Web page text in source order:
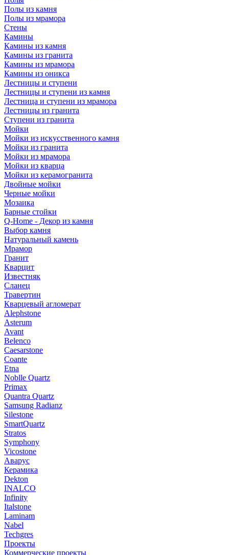
Полы из камня
Полы из мрамора
Стены
Камины
Камины из камня
Камины из гранита
Камины из мрамора
Камины из оникса
Лестницы и ступени
Лестницы и ступени из камня
Лестница и ступени из мрамора
Лестницы из гранита
Ступени из гранита
Мойки
Мойки из искусственного камня
Мойки из гранита
Мойки из мрамора
Мойки из кварца
Мойки из керамогранита
Двойные мойки
Черные мойки
Мозаика
Барные стойки
Q-Home - Декор из камня
Выбор камня
Натуральный камень
Мрамор
Гранит
Кварцит
Известняк
Сланец
Травертин
Кварцевый агломерат
Alephstone
Asterum
Avant
Belenco
Caesarstone
Coante
Etna
Noblle Quartz
Primax
Quantra Quartz
Samsung Radianz
Silestone
SmartQuartz
Stratos
Symphony
Vicostone
Аварус
Керамика
Dekton
INALCO
Infinity
Italstone
Laminam
Nabel
Techgres
Проекты
Коммерческие проекты